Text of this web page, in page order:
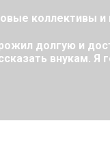
коллективы
долгую и
внукам.